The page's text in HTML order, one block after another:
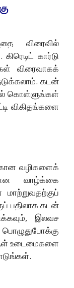
விரைவில்
கார்டு
விரைவாகக்
கடன்
கொள்ளுங்கள்
விகிதங்களை
வழிகளைக்
வாழ்க்கை
பதிலாக கடன்
இலவச
உடைமைகளை